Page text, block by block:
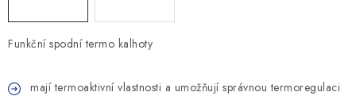
Funkční spodní termo kalhoty
mají termoaktivní vlastnosti a umožňují správnou termoregulaci